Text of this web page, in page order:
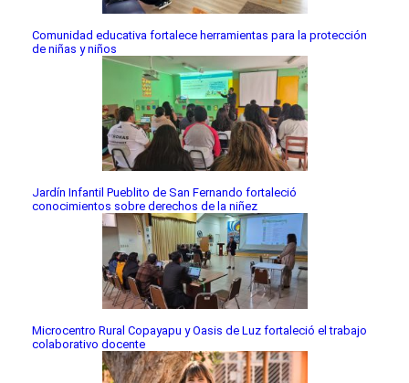
Comunidad educativa fortalece herramientas para la protección
de niñas y niños
Jardín Infantil Pueblito de San Fernando fortaleció
conocimientos sobre derechos de la niñez
Microcentro Rural Copayapu y Oasis de Luz fortaleció el trabajo
colaborativo docente